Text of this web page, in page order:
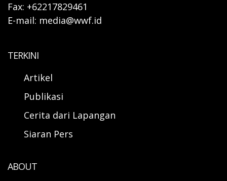
Fax: +62217829461
E-mail: media@wwf.id
TERKINI
Artikel
Publikasi
Cerita dari Lapangan
Siaran Pers
ABOUT